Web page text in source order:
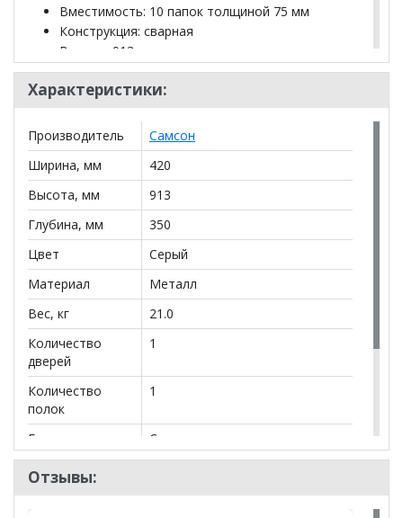
Вместимость: 10 папок толщиной 75 мм
Конструкция: сварная
Высота: 913 мм
Ширина: 420 мм
Глубина: 350 мм
Внутренняя высота: 734 мм
Внутренняя ширина: 417 мм
Внутренняя глубина: 300 мм
Тип замка: BORDER (Россия)
Толщина стали корпуса: 1.2 мм
Дополнительное отделение, закрывающееся
на ключ: да
Высота дополнительного отделения: 176 мм
Ширина дополнительного отделения: 415 мм
Глубина дополнительного отделения: 254 мм
Соответствует требованиям ГОСТа: ГОСТ
16371-2014
Цвет: светло-серый
Тип покрытия корпуса: полимерное
порошковое
Тип поставки: в собранном виде, сварная
конструкция
Размер в упаковке: 92.5x42.6x36.3 см.
Вес с упаковкой: 21.876 кг.
Объём с упаковкой: 0.1430 м .
Характеристики:
Производитель
Самсон
Ширина, мм
420
Высота, мм
913
Глубина, мм
350
Цвет
Серый
Материал
Металл
Вес, кг
21.0
Количество
дверей
1
Количество
полок
1
Бренд
Самсон
Стиль
Комната
Кабинет/Офис
Отзывы: